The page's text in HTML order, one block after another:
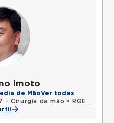
Imoto
de MãoVer todas
- Cirurgia da mão •
RQE 128118 - Ortopedia e traumatologia